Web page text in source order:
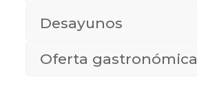
Desayunos
Oferta gastronómica